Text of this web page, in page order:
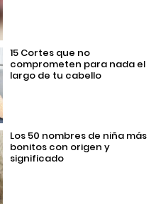
15 Cortes que no
comprometen para nada el
largo de tu cabello
Los 50 nombres de niña más
bonitos con origen y
significado